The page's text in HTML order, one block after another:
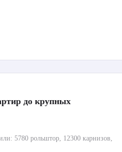
до крупных
5780 рольштор, 12300 карнизов,